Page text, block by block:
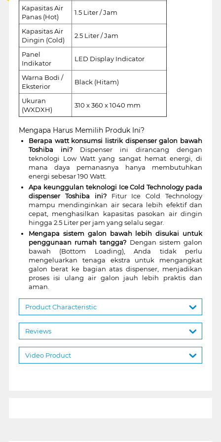
Kapasitas Air
Panas (Hot)
1.5 Liter / Jam
Kapasitas Air
Dingin (Cold)
2.5 Liter / Jam
Panel
Indikator
LED Display Indicator
Warna Bodi /
Eksterior
Black (Hitam)
Ukuran
(WXDXH)
310 x 360 x 1040 mm
Mengapa Harus Memilih Produk Ini?
Berapa watt konsumsi listrik dispenser galon bawah
Toshiba ini?Dispenser ini dirancang dengan
teknologi Low Watt yang sangat hemat energi, di
mana daya pemanasnya hanya membutuhkan
energi sebesar 190 Watt.
Apa keunggulan teknologi Ice Cold Technology pada
dispenser Toshiba ini?Fitur Ice Cold Technology
mampu mendinginkan air secara lebih efektif dan
cepat, menghasilkan kapasitas pasokan air dingin
hingga 2.5 Liter per jam yang selalu segar.
Mengapa sistem galon bawah lebih disukai untuk
penggunaan rumah tangga? Dengan sistem galon
bawah (Bottom Loading), Anda tidak perlu
mengeluarkan tenaga ekstra untuk mengangkat
galon berat ke bagian atas dispenser, menjadikan
proses isi ulang air galon jauh lebih praktis dan
aman.
Product Characteristic
Reviews
Video Product